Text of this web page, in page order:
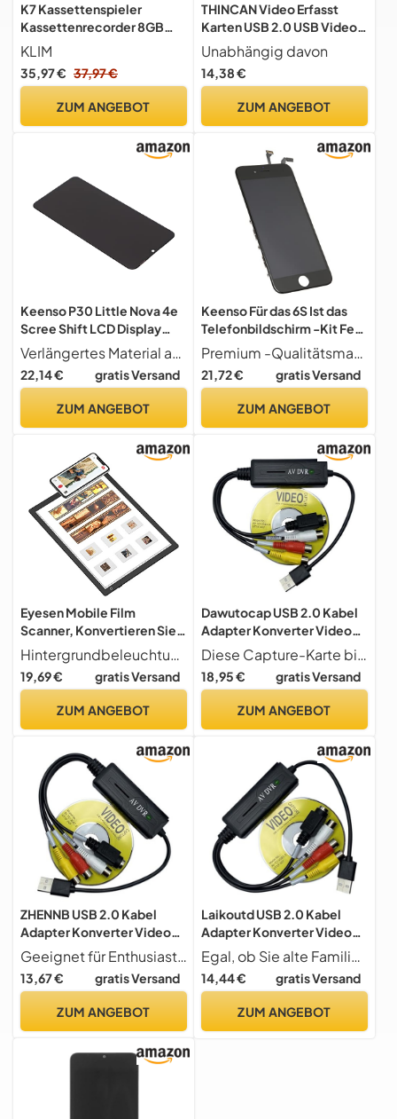
K7 Kassettenspieler
Kassettenrecorder 8GB
SD-Karte
KLIM
35,97 € 37,97 €
ZUM ANGEBOT
THINCAN Video Erfasst
Karten USB 2.0 USB Video
Erfasst Gerätekonvertieren
Digitalkonverter Für PC
Laptop Spiele
Unabhängig davon
14,38 €
ZUM ANGEBOT
Keenso P30 Little Nova 4e
Scree Shift LCD Display
Touchscreen Digitizer
Montage, Inspiziert auf
Gute Qualität, Gut für den
den Austausch
Verlängertes Material aus robustem LCD für eine ausgedehnte Haltbarkeit
22,14 € gratis Versand
ZUM ANGEBOT
Keenso Für das 6S Ist das
Telefonbildschirm -Kit Fest
und Ersatzteile Für die Linie
Gegen die Linie Gegen die,
Reibungslose Touch -
Premium -Qualitätsmaterial Premium organisches Licht wurde aus Diodenmaterial erstellt und lieferte eine lange Lebensdauer.
21,72 € gratis Versand
ZUM ANGEBOT
Eyesen Mobile Film
Scanner, Konvertieren Sie
35mm Dias und Negative in
JPG Digital mit
Smartphone-Kamera, 12 x 9
LED Lichtpanel
Hintergrundbeleuchtung des ultradünnen LED-Panels Farbtemperatur Weiß (10000-12000 K); das Lichtpanel bietet die perfekte Hintergrundbeleuchtung für Negative auf Film, Scannen von Dias und mehr und bietet die ideale Helligkeit, um Ihre Lieblingsdias und Negative zu erfassen und zu digitalisieren; leicht zu tragen, Touch-Schalter-Design, berühren Sie einfach den Schalter, um das Licht ein- und auszuschalten.
19,69 € gratis Versand
ZUM ANGEBOT
Dawutocap USB 2.0 Kabel
Adapter Konverter Video
Captures Card Adapter PC
Kabel für Videospiel
Record Captures Card
Diese Capture-Karte bietet eine umfassende Lösung für alle Ihre Videokonvertierungsbedürfnisse ohne die Notwendigkeit einer externen Soundkarte.
18,95 € gratis Versand
ZUM ANGEBOT
ZHENNB USB 2.0 Kabel
Adapter Konverter Video
Captures Card Adapter PC
Kabel für Videospiel
Record Captures Card
Geeignet für Enthusiasten, Archivisten und Ersteller von Inhalten, um ihre Mediensammlungen zu bewahren oder sie mit einem modernen Publikum zu teilen.
13,67 € gratis Versand
ZUM ANGEBOT
Laikoutd USB 2.0 Kabel
Adapter Konverter Video
Captures Card Adapter PC
Kabel für Videospiel
Record Captures Card
Egal, ob Sie alte Familienvideos für ein digitales Sammelalbum konvertieren oder Gameplay-Aufnahmen hochladen, diese Capture-Karte ist für die Überbrückung der Lücken zwischen analoger und digitaler Welt geeignet
14,44 € gratis Versand
ZUM ANGEBOT